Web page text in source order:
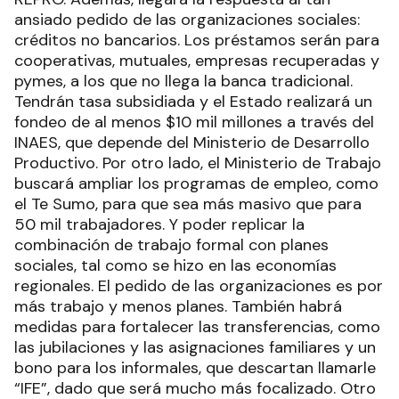
ansiado pedido de las organizaciones sociales:
créditos no bancarios. Los préstamos serán para
cooperativas, mutuales, empresas recuperadas y
pymes, a los que no llega la banca tradicional.
Tendrán tasa subsidiada y el Estado realizará un
fondeo de al menos $10 mil millones a través del
INAES, que depende del Ministerio de Desarrollo
Productivo. Por otro lado, el Ministerio de Trabajo
buscará ampliar los programas de empleo, como
el Te Sumo, para que sea más masivo que para
50 mil trabajadores. Y poder replicar la
combinación de trabajo formal con planes
sociales, tal como se hizo en las economías
regionales. El pedido de las organizaciones es por
más trabajo y menos planes. También habrá
medidas para fortalecer las transferencias, como
las jubilaciones y las asignaciones familiares y un
bono para los informales, que descartan llamarle
“IFE”, dado que será mucho más focalizado. Otro